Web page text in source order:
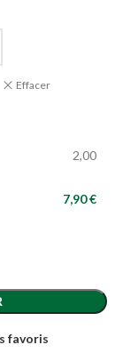
Effacer
2,00
7,90 €
favoris